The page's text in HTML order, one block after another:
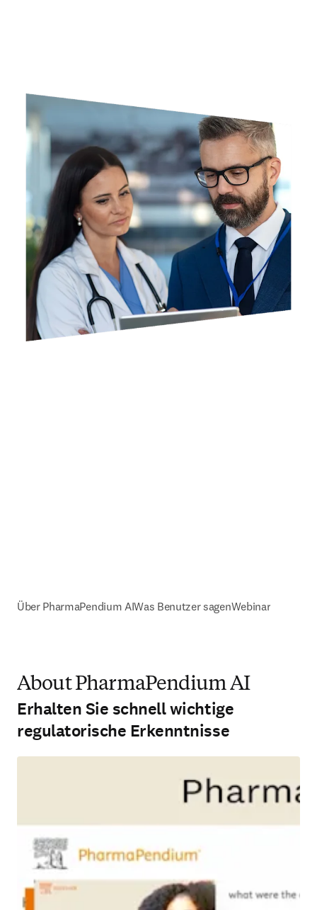
Über PharmaPendium AIWas Benutzer sagenWebinar
About PharmaPendium AI
Erhalten Sie schnell wichtige
regulatorische Erkenntnisse